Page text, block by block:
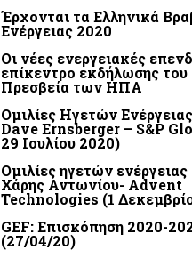
Έρχονται τα Ελληνικά
Ενέργειας 2020
Οι νέες ενεργειακές
επίκεντρο εκδήλωσης του
Πρεσβεία των ΗΠΑ
Ομιλίες Ηγετών
Dave Ernsberger – S&P
29 Ιουλίου 2020)
Ομιλίες ηγετών ενέργειας
Χάρης Αντωνίου- Advent
Technologies (1
GEF: Επισκόπηση 2020-
(27/04/20)